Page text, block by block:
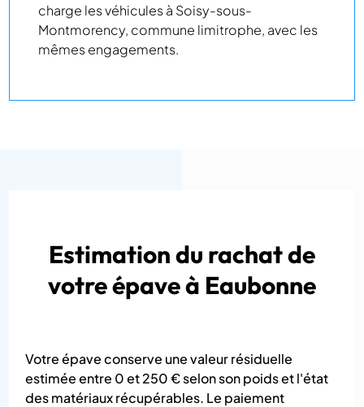
charge les véhicules à Soisy-sous-
Montmorency, commune limitrophe, avec les
mêmes engagements.
Estimation du rachat de
votre épave à Eaubonne
Votre épave conserve une valeur résiduelle
estimée entre 0 et 250 € selon son poids et l'état
des matériaux récupérables. Le paiement